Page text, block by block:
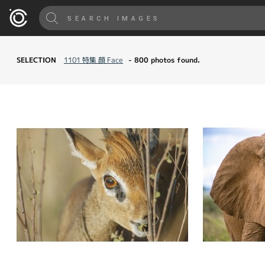
SELECTION 1101 特集 顔 Face - 800 photos found.